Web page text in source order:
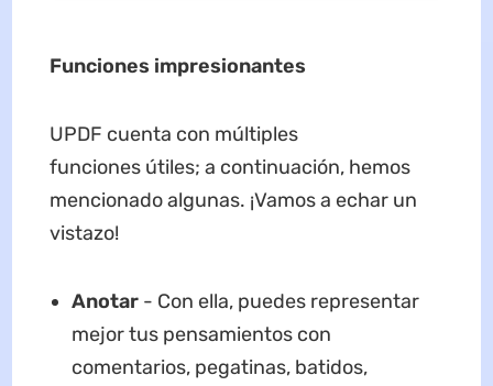
Funciones impresionantes
UPDF cuenta con múltiples
funciones útiles; a continuación, hemos
mencionado algunas. ¡Vamos a echar un
vistazo!
Anotar - Con ella, puedes representar
mejor tus pensamientos con
comentarios, pegatinas, batidos,